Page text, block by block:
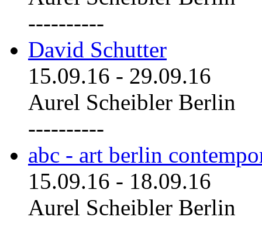
----------
David Schutter
15.09.16 - 29.09.16
Aurel Scheibler Berlin
----------
abc - art berlin
15.09.16 - 18.09.16
Aurel Scheibler Berlin